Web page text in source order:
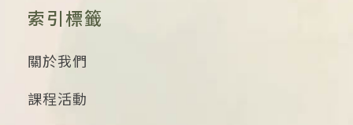
索引標籤
關於我們
課程活動